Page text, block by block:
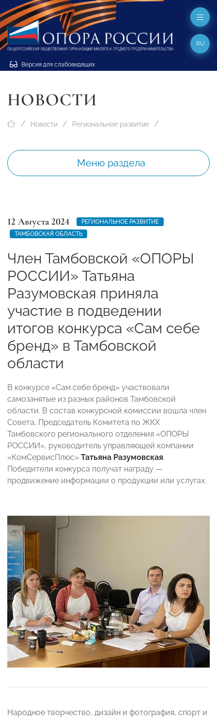
Версия для слабовидящих
RU
НОВОСТИ
Новости Региональное развитие
Меню раздела
12 Августа 2024
РЕГИОНАЛЬНОЕ РАЗВИТИЕ
ТАМБОВСКАЯ ОБЛАСТЬ
Член Тамбовской «ОПОРЫ
РОССИИ» Татьяна
Разумовская приняла
участие в подведении
итогов конкурса «Сам себе
бренд» в Тамбовской
области
В конкурсе «Сам себе бренд» участвовали
самозанятые из разных районов Тамбовской
области. В состав конкурсной комиссии вошла член
Совета, Председатель Комитета по ЖКХ
Тамбовского регионального отделения «ОПОРЫ
РОССИИ», руководитель управляющей компании
«КомСервисПлюс» Татьяна Разумовская.
Победители конкурса получат награду —
продвижение информации о продукции или услугах.
Народное творчество, дизайн и фотография, спорт и